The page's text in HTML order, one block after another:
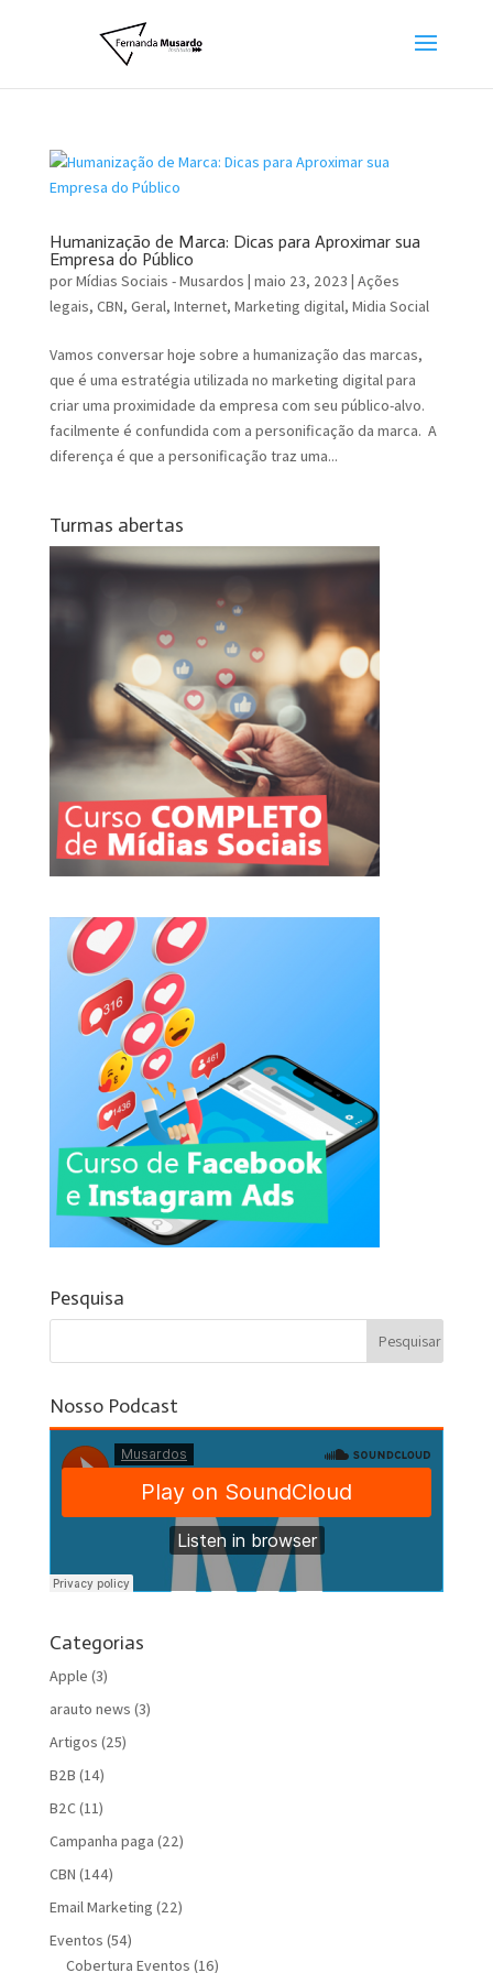
Humanização de Marca: Dicas para Aproximar sua
Empresa do Público
porMídias Sociais - Musardos | maio 23, 2023 | Ações
legais, CBN, Geral, Internet, Marketing digital, Midia Social
Vamos conversar hoje sobre a humanização das marcas,
que é uma estratégia utilizada no marketing digital para
criar uma proximidade da empresa com seu público-alvo.
facilmente é confundida com a personificação da marca. A
diferença é que a personificação traz uma...
Turmas abertas
Pesquisa
Nosso Podcast
Categorias
Apple (3)
arauto news (3)
Artigos (25)
B2B (14)
B2C(11)
Campanha paga (22)
CBN (144)
Email Marketing (22)
Eventos (54)
Cobertura Eventos (16)